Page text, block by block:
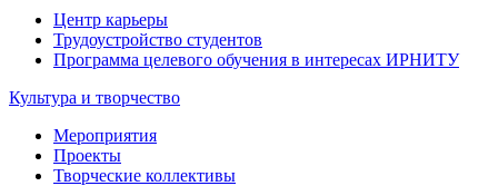
Центр карьеры
Трудоустройство студентов
Программа целевого обучения в интересах ИРНИТУ
Культура и творчество
Мероприятия
Проекты
Творческие коллективы